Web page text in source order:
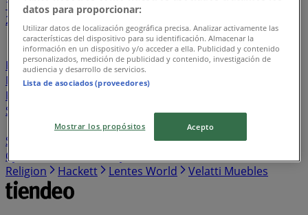
1
...
22
25
Sushi Zone
Toogino’s Pizza Audio Mundo
Jaguar
Porsche
Alfa Romeo Touché
Convergram
Mustache
Lombok El Califa
Pujol
Sindo Outdoor
Mobydec Suntory
Blu Lagoon
Destination Maternity Stilisimo
Shark
Vilebrequin
Max Mara
Cyber Puerta
Religion
Hackett Lentes World Velatti Muebles
datos para proporcionar:
Utilizar datos de localización geográfica precisa. Analizar activamente las
características del dispositivo para su identificación. Almacenar la
información en un dispositivo y/o acceder a ella. Publicidad y contenido
personalizados, medición de publicidad y contenido, investigación de
audiencia y desarrollo de servicios.
Lista de asociados (proveedores)
Mostrar los propósitos Acepto